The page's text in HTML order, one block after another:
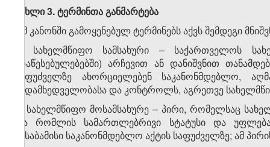
მუხლი 3. ტერმინთა განმარტება
ამ კანონში გამოყენებულ ტერმინებს აქვს შემდეგი
ა) სახელმწიფო სამსახური – საქართველოს
(დაწესებულებებში) არჩევით ან დანიშვნით
საფუძველზე ახორციელებენ საკანონმდებლო,
ზედამხედველობასა და კონტროლს, აგრეთვე
ბ) სახელმწიფო მოსამსახურე – პირი, რომელსაც
და რომლის სამართლებრივი სტატუსი და
შესაბამისი საკანონმდებლო აქტის საფუძველზე; ამ